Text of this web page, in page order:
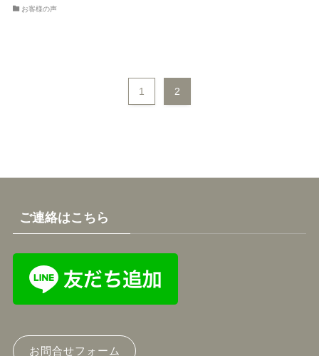
お客様の声
1 2
ご連絡はこちら
お問合せフォーム